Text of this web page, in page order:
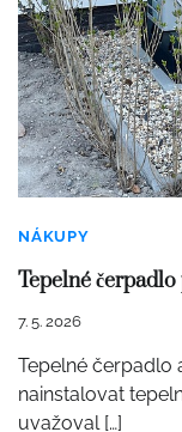
NÁKUPY
Tepelné
7. 5. 2026
Tepelné čerpadlo
nainstalovat
uvažoval […]